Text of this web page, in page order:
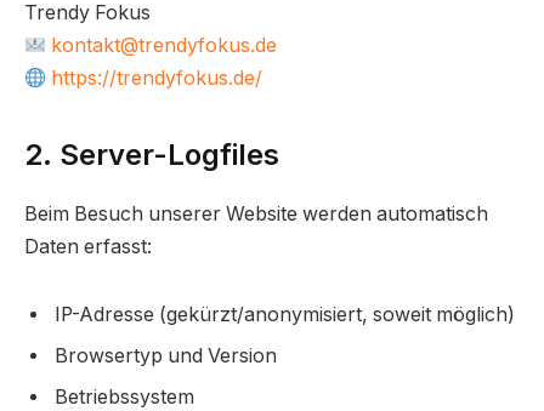
Trendy Fokus
kontakt@trendyfokus.de
https://trendyfokus.de/
2. Server-Logfiles
Beim Besuch unserer Website werden automatisch
Daten erfasst:
IP-Adresse (gekürzt/anonymisiert, soweit möglich)
Browsertyp und Version
Betriebssystem